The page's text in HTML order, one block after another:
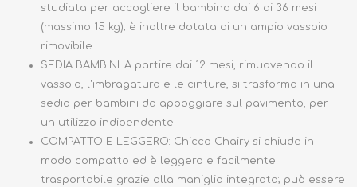
studiata per accogliere il bambino dai 6 ai 36 mesi
(massimo 15 kg); è inoltre dotata di un ampio vassoio
rimovibile
SEDIA BAMBINI: A partire dai 12 mesi, rimuovendo il
vassoio, l'imbragatura e le cinture, si trasforma in una
sedia per bambini da appoggiare sul pavimento, per
un utilizzo indipendente
COMPATTO E LEGGERO: Chicco Chairy si chiude in
modo compatto ed è leggero e facilmente
trasportabile grazie alla maniglia integrata; può essere